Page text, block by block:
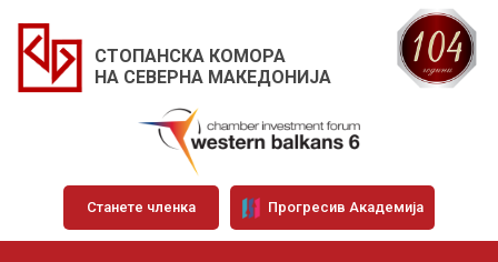
СТОПАНСКА КОМОРА
НА СЕВЕРНА МАКЕДОНИЈА
Станете членка Прогресив Академија